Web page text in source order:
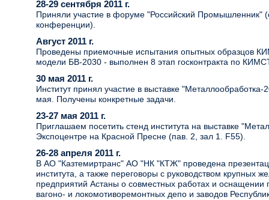
28-29 сентября 2011 г.
Приняли участие в форуме "Российский Промышленник"
конференции).
Август 2011 г.
Проведены приемочные испытания опытных образцов
модели БВ-2030 - выполнен 8 этап госконтракта по
30 мая 2011 г.
Институт принял участие в выставке
мая. Получены конкретные задачи.
23-27 мая 2011 г.
Приглашаем посетить стенд института на выставке
Экспоцентре на Красной Пресне (пав. 2, зал 1. F55).
26-28 апреля 2011 г.
В АО "Казтемиртранс" АО "НК "КТЖ" проведена
института, а также переговоры с руководством крупных
предприятий Астаны о совместных работах и
вагоно- и локомотиворемонтных депо и заводов